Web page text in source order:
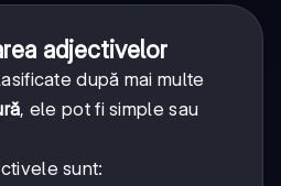
adjectivelor
după mai multe
, ele pot fi simple sau
sunt: